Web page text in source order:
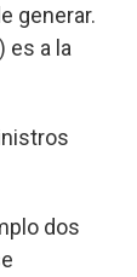
generar.
es a la
dos